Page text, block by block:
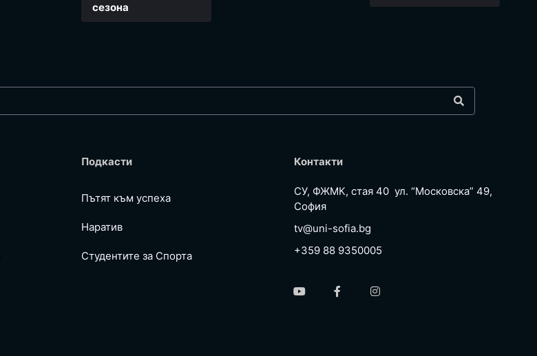
сезона
Подкасти
Пътят към успеха
Наратив
Студентите за Спортa
Контакти
СУ, ФЖМК, стая 40 ул. “Московска” 49,
София
tv@uni-sofia.bg
+359 88 9350005